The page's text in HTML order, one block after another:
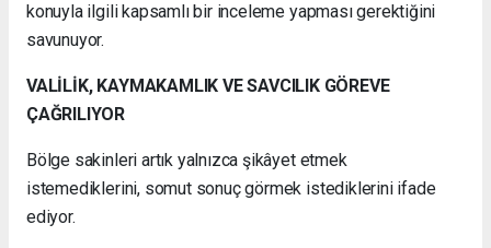
konuyla ilgili kapsamlı bir inceleme yapması gerektiğini
savunuyor.
VALİLİK, KAYMAKAMLIK VE SAVCILIK GÖREVE
ÇAĞRILIYOR
Bölge sakinleri artık yalnızca şikâyet etmek
istemediklerini, somut sonuç görmek istediklerini ifade
ediyor.